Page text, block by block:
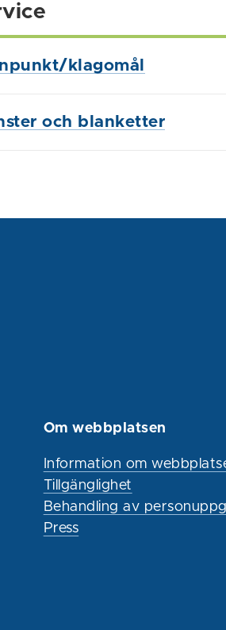
klagomål
och blanketter
Om webbplatsen
Information om
Tillgänglighet
Behandling av
Press